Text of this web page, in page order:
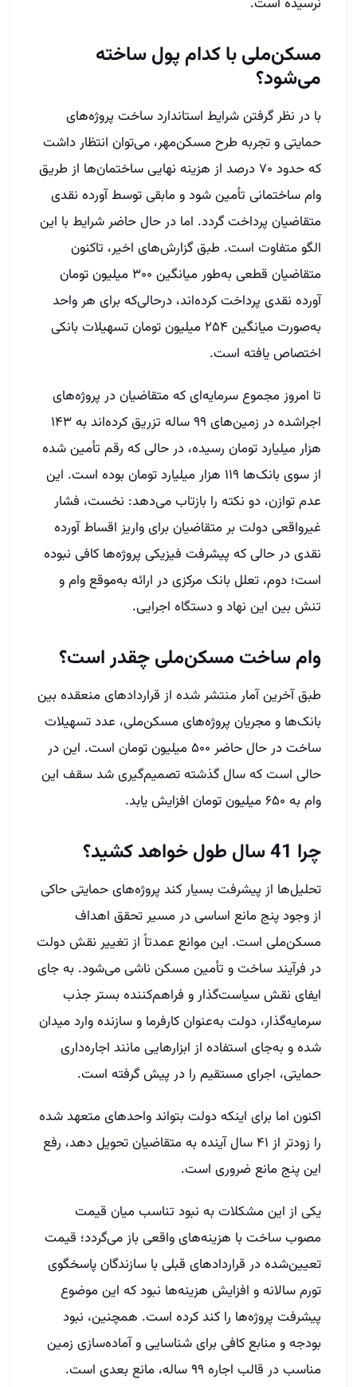
نرسیده است.
مسکن‌ملی با کدام پول ساخته
می‌شود؟
با در نظر گرفتن شرایط استاندارد ساخت پروژه‌های
حمایتی و تجربه طرح مسکن‌مهر، می‌توان انتظار داشت
که حدود ۷۰ درصد از هزینه نهایی ساختمان‌ها از طریق
وام ساختمانی تأمین شود و مابقی توسط آورده نقدی
متقاضیان پرداخت گردد. اما در حال حاضر شرایط با این
الگو متفاوت است. طبق گزارش‌های اخیر، تاکنون
متقاضیان قطعی به‌طور میانگین ۳۰۰ میلیون تومان
آورده نقدی پرداخت کرده‌اند، درحالی‌که برای هر واحد
به‌صورت میانگین ۲۵۴ میلیون تومان تسهیلات بانکی
اختصاص یافته است.
تا امروز مجموع سرمایه‌ای که متقاضیان در پروژه‌های
اجراشده در زمین‌های ۹۹ ساله تزریق کرده‌اند به ۱۴۳
هزار میلیارد تومان رسیده، در حالی که رقم تأمین شده
از سوی بانک‌ها ۱۱۹ هزار میلیارد تومان بوده است. این
عدم توازن، دو نکته را بازتاب می‌دهد: نخست، فشار
غیرواقعی دولت بر متقاضیان برای واریز اقساط آورده
نقدی در حالی که پیشرفت فیزیکی پروژه‌ها کافی نبوده
است؛ دوم، تعلل بانک مرکزی در ارائه به‌موقع وام و
تنش بین این نهاد و دستگاه اجرایی.
وام ساخت مسکن‌ملی چقدر است؟
طبق آخرین آمار منتشر شده از قراردادهای منعقده بین
بانک‌ها و مجریان پروژه‌های مسکن‌ملی، عدد تسهیلات
ساخت در حال حاضر ۵۰۰ میلیون تومان است. این در
حالی است که سال گذشته تصمیم‌گیری شد سقف این
وام به ۶۵۰ میلیون تومان افزایش یابد.
چرا 41 سال طول خواهد کشید؟
تحلیل‌ها از پیشرفت بسیار کند پروژه‌های حمایتی حاکی
از وجود پنج مانع اساسی در مسیر تحقق اهداف
مسکن‌ملی است. این موانع عمدتاً از تغییر نقش دولت
در فرآیند ساخت و تأمین مسکن ناشی می‌شود. به جای
ایفای نقش سیاست‌گذار و فراهم‌کننده بستر جذب
سرمایه‌گذار، دولت به‌عنوان کارفرما و سازنده وارد میدان
شده و به‌جای استفاده از ابزارهایی مانند اجاره‌داری
حمایتی، اجرای مستقیم را در پیش گرفته است.
اکنون اما برای اینکه دولت بتواند واحدهای متعهد شده
را زودتر از ۴۱ سال آینده به متقاضیان تحویل دهد، رفع
این پنج مانع ضروری است.
یکی از این مشکلات به نبود تناسب میان قیمت
مصوب ساخت با هزینه‌های واقعی باز می‌گردد؛ قیمت
تعیین‌شده در قراردادهای قبلی با سازندگان پاسخگوی
تورم سالانه و افزایش هزینه‌ها نبود که این موضوع
پیشرفت پروژه‌ها را کند کرده است. همچنین، نبود
بودجه و منابع کافی برای شناسایی و آماده‌سازی زمین
مناسب در قالب اجاره ۹۹ ساله، مانع بعدی است.